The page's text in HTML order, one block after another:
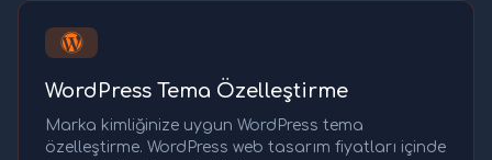
WordPress Tema Özelleştirme
Marka kimliğinize uygun WordPress tema
özelleştirme. WordPress web tasarım fiyatları içinde